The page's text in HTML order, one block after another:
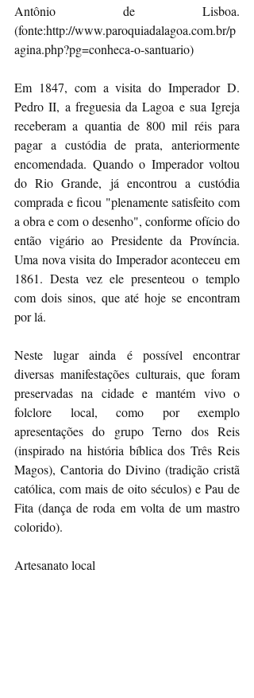
Antônio de Lisboa.
(fonte:http://www.paroquiadalagoa.com.br/p
agina.php?pg=conheca-o-santuario)
Em 1847, com a visita do Imperador D.
Pedro II, a freguesia da Lagoa e sua Igreja
receberam a quantia de 800 mil réis para
pagar a custódia de prata, anteriormente
encomendada. Quando o Imperador voltou
do Rio Grande, já encontrou a custódia
comprada e ficou "plenamente satisfeito com
a obra e com o desenho", conforme ofício do
então vigário ao Presidente da Província.
Uma nova visita do Imperador aconteceu em
1861. Desta vez ele presenteou o templo
com dois sinos, que até hoje se encontram
por lá.
Neste lugar ainda é possível encontrar
diversas manifestações culturais, que foram
preservadas na cidade e mantém vivo o
folclore local, como por exemplo
apresentações do grupo Terno dos Reis
(inspirado na história bíblica dos Três Reis
Magos), Cantoria do Divino (tradição cristã
católica, com mais de oito séculos) e Pau de
Fita (dança de roda em volta de um mastro
colorido).
Artesanato local